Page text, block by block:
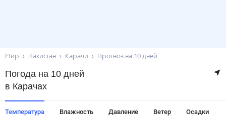
Мир Пакистан Карачи Прогноз на 10 дней
Погода на 10 дней
в Карачах
Температура Влажность Давление Ветер Осадки